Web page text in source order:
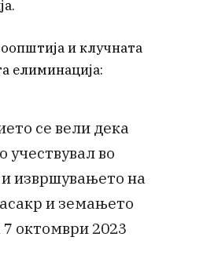
и клучната
елиминација:
се вели дека
учествувал во
извршувањето на
и земањето
октомври 2023